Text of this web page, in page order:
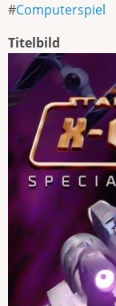
Computerspiel
Titelbild